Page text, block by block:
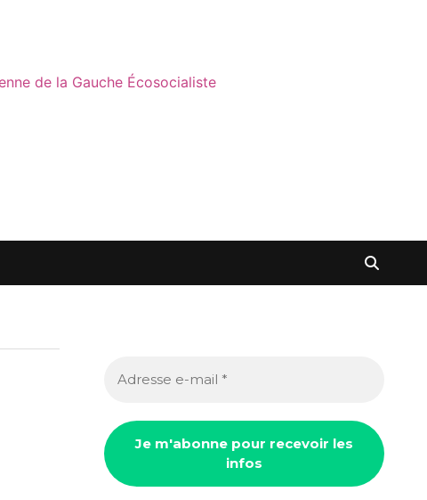
de la Gauche Écosocialiste